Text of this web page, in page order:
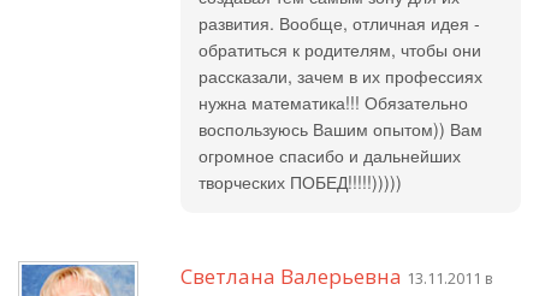
развития. Вообще, отличная идея -
обратиться к родителям, чтобы они
рассказали, зачем в их профессиях
нужна математика!!! Обязательно
воспользуюсь Вашим опытом)) Вам
огромное спасибо и дальнейших
творческих ПОБЕД!!!!!)))))
Светлана Валерьевна 13.11.2011 в